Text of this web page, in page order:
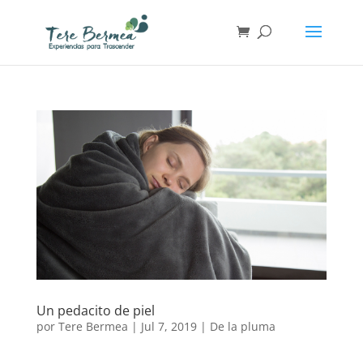
Un pedacito de piel
por Tere Bermea | Jul 7, 2019| De la pluma